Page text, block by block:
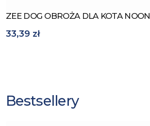
Zobacz produkt
ZEE DOG OBROŻA DLA KOTA NOON
33,39 zł
Bestsellery